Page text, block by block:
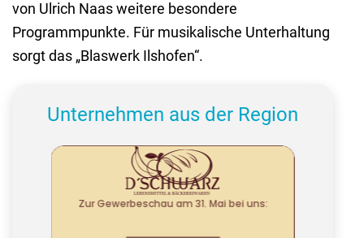
von Ulrich Naas weitere besondere
Programmpunkte. Für musikalische Unterhaltung
sorgt das „Blaswerk Ilshofen“.
Unternehmen aus der Region